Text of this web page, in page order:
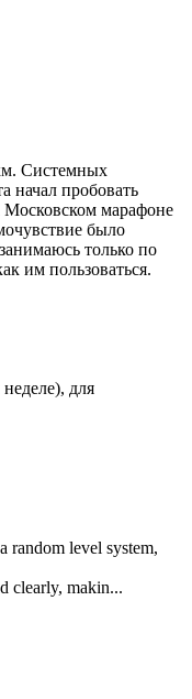
Системных
начал пробовать
Московском марафоне
было
только по
им пользоваться.
для
random level system,
clearly, makin...